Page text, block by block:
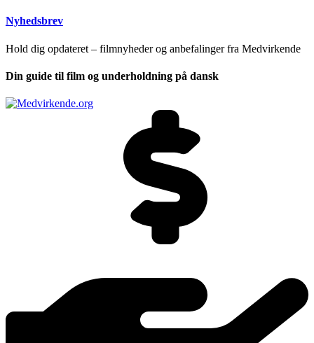
Nyhedsbrev
Hold dig opdateret – filmnyheder og anbefalinger fra Medvirkende
Din guide til film og underholdning på dansk